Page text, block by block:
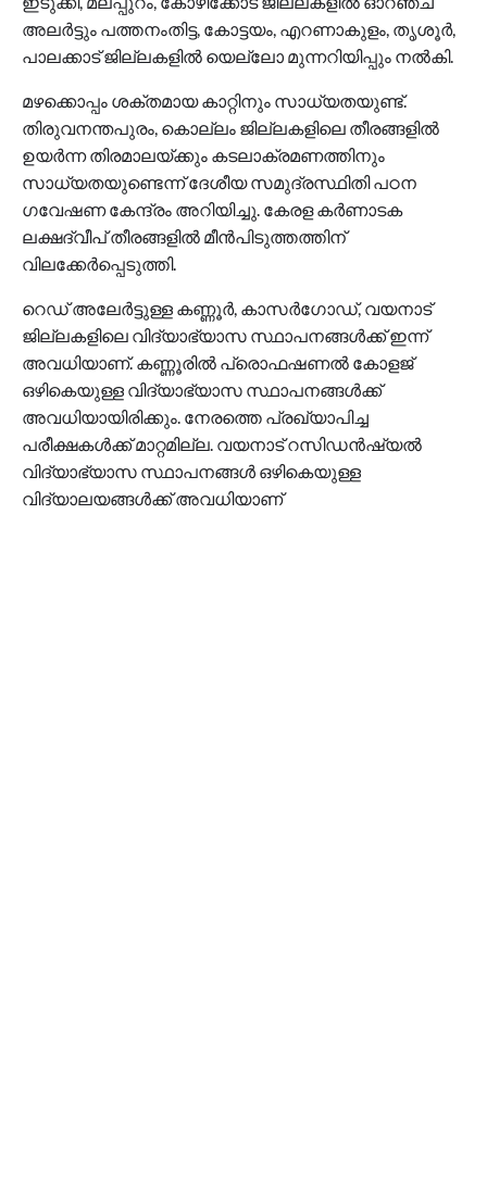
അലർട്ടും പത്തനംതിട്ട, കോട്ടയം, എറണാകുളം, തൃശൂർ,
പാലക്കാട് ജില്ലകളിൽ യെല്ലോ മുന്നറിയിപ്പും നൽകി.
മഴക്കൊപ്പം ശക്തമായ കാറ്റിനും സാധ്യതയുണ്ട്.
തിരുവനന്തപുരം, കൊല്ലം ജില്ലകളിലെ തീരങ്ങളിൽ
ഉയർന്ന തിരമാലയ്ക്കും കടലാക്രമണത്തിനും
സാധ്യതയുണ്ടെന്ന് ദേശീയ സമുദ്രസ്ഥിതി പഠന
ഗവേഷണ കേന്ദ്രം അറിയിച്ചു. കേരള കർണാടക
ലക്ഷദ്വീപ് തീരങ്ങളിൽ മീൻപിടുത്തത്തിന്
വിലക്കേർപ്പെടുത്തി.
റെഡ് അലേർട്ടുള്ള കണ്ണൂർ, കാസർഗോഡ്, വയനാട്
ജില്ലകളിലെ വിദ്യാഭ്യാസ സ്ഥാപനങ്ങൾക്ക് ഇന്ന്
അവധിയാണ്. കണ്ണൂരിൽ പ്രൊഫഷണൽ കോളജ്
ഒഴികെയുള്ള വിദ്യാഭ്യാസ സ്ഥാപനങ്ങൾക്ക്
അവധിയായിരിക്കും. നേരത്തെ പ്രഖ്യാപിച്ച
പരീക്ഷകൾക്ക് മാറ്റമില്ല. വയനാട് റസിഡൻഷ്യൽ
വിദ്യാഭ്യാസ സ്ഥാപനങ്ങൾ ഒഴികെയുള്ള
വിദ്യാലയങ്ങൾക്ക് അവധിയാണ്